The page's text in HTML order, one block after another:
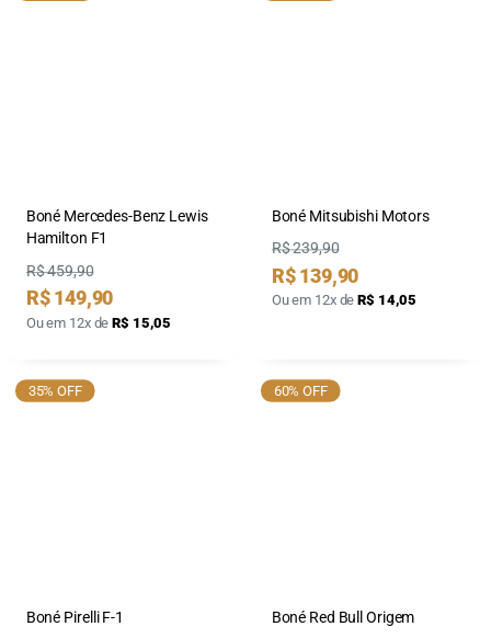
Boné Mercedes-Benz Lewis
Hamilton F1
Preço
por
R$ 149,90
Preço
R$ 459,90
Ou em 12x deR$ 15,05
Boné Mitsubishi Motors
Preço
por
R$ 139,90
Preço
R$ 239,90
Ou em 12x deR$ 14,05
35% OFF
Boné Pirelli F-1
60% OFF
Boné Red Bull Origem